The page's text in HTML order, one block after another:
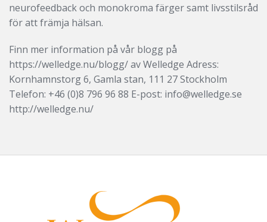
neurofeedback och monokroma färger samt livsstilsråd
för att främja hälsan.
Finn mer information på vår blogg på
https://welledge.nu/blogg/ av Welledge Adress:
Kornhamnstorg 6, Gamla stan, 111 27 Stockholm
Telefon: +46 (0)8 796 96 88 E-post: info@welledge.se
http://welledge.nu/